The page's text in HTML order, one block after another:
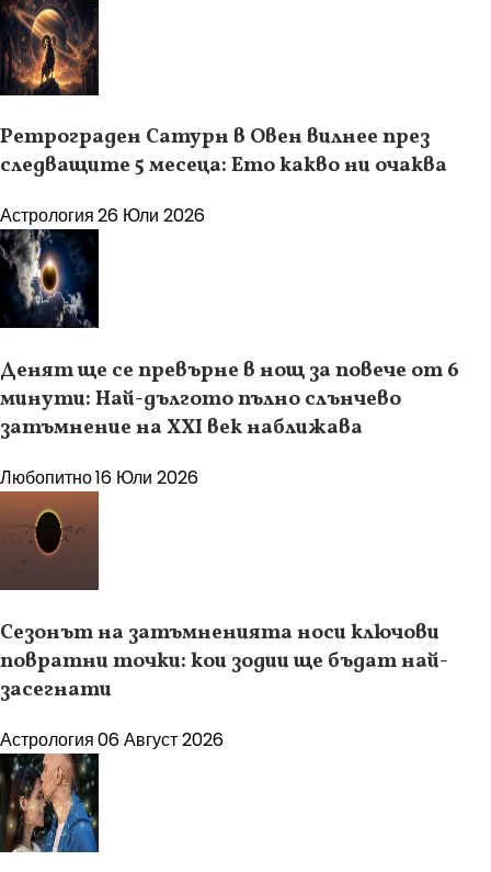
Ретрограден Сатурн в Овен вилнее през
следващите 5 месеца: Ето какво ни очаква
Астрология26 Юли 2026
Денят ще се превърне в нощ за повече от 6
минути: Най-дългото пълно слънчево
затъмнение на XXI век наближава
Любопитно16 Юли 2026
Сезонът на затъмненията носи ключови
повратни точки: кои зодии ще бъдат най-
засегнати
Астрология06 Август 2026